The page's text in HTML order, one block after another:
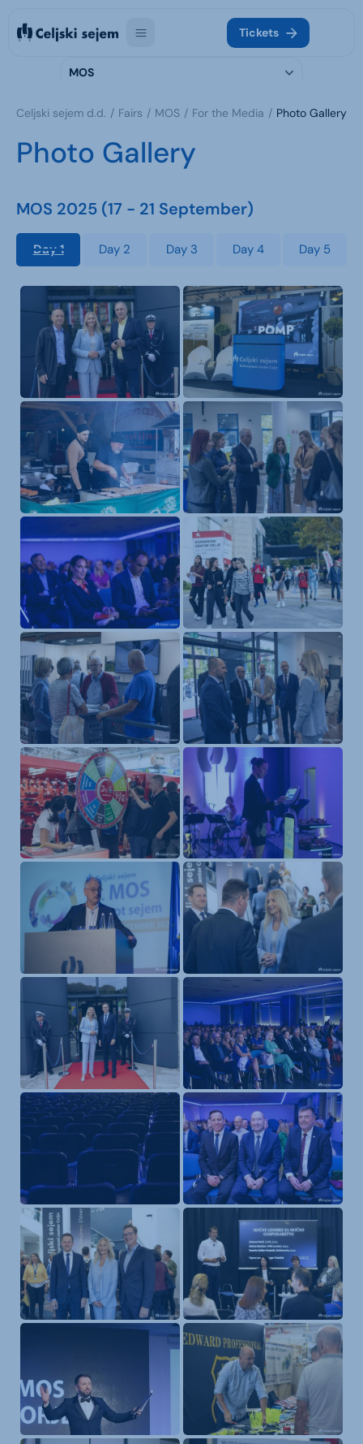
Tickets
MOS
Celjski sejem d.d. Fairs MOS For the Media Photo Gallery
Photo Gallery
MOS 2025 (17 - 21 September)
Day 1 Day 2 Day 3 Day 4 Day 5